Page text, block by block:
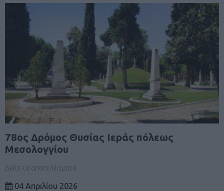
78ος Δρόμος Θυσίας Ιεράς πόλεως
Μεσολογγίου
Δείτε τα αποτελέσματα
04 Απριλίου 2026